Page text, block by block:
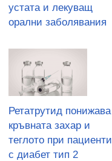
устата и лекуващ
орални заболявания
Ретатрутид понижава
кръвната захар и
теглото при пациенти
с диабет тип 2